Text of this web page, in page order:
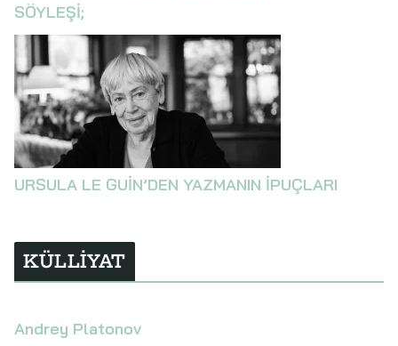
SÖYLEŞİ;
URSULA LE GUİN’DEN YAZMANIN İPUÇLARI
KÜLLİYAT
Andrey Platonov